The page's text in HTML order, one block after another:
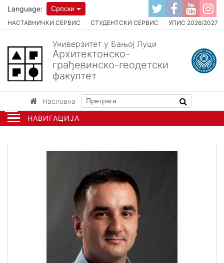
НАВИГАЦИЈА
НАСТАВНИЧКИ СЕРВИС СТУДЕНТСКИ СЕРВИС УПИС 2026/2027
Language: Српски
Универзитет у Бањој Луци
Архитектонско-
грађевинско-геодетски
факултет
Насловна